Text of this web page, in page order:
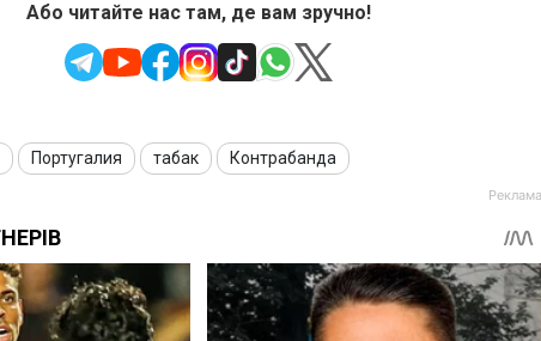
Або читайте нас там, де вам зручно!
Португалия табак Контрабанда